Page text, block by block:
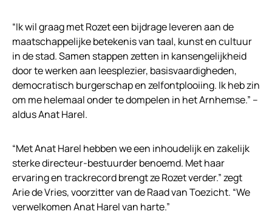
“Ik wil graag met Rozet een bijdrage leveren aan de
maatschappelijke betekenis van taal, kunst en cultuur
in de stad. Samen stappen zetten in kansengelijkheid
door te werken aan leesplezier, basisvaardigheden,
democratisch burgerschap en zelfontplooiing. Ik heb zin
om me helemaal onder te dompelen in het Arnhemse.” –
aldus Anat Harel.
“Met Anat Harel hebben we een inhoudelijk en zakelijk
sterke directeur-bestuurder benoemd. Met haar
ervaring en trackrecord brengt ze Rozet verder.” zegt
Arie de Vries, voorzitter van de Raad van Toezicht. “We
verwelkomen Anat Harel van harte.”